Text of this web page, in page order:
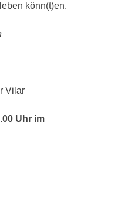
könn(t)en.
Vilar
Uhr im